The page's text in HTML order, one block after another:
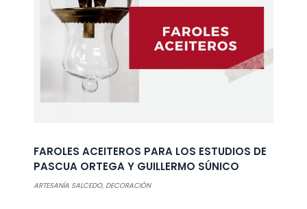
FAROLES ACEITEROS PARA LOS ESTUDIOS DE
PASCUA ORTEGA Y GUILLERMO SÚNICO
ARTESANÍA SALCEDO, DECORACIÓN